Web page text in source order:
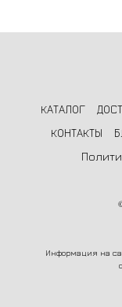
КАТАЛОГ
КОНТАКТЫ
Информация на